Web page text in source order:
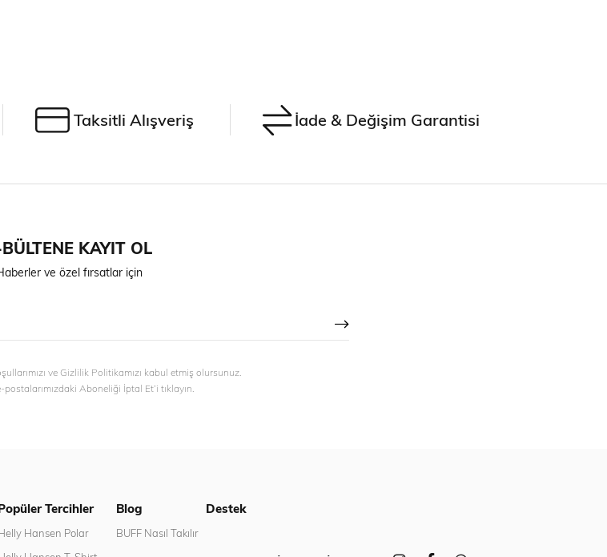
Taksitli Alışveriş İade & Değişim Garantisi
KAYIT OL
ve özel fırsatlar için
ve Gizlilik Politikamızı kabul etmiş olursunuz.
postalarımızdaki Aboneliği İptal Et’i tıklayın.
Tercihler
Hansen Polar
Blog
BUFF Nasıl Takılır
Destek